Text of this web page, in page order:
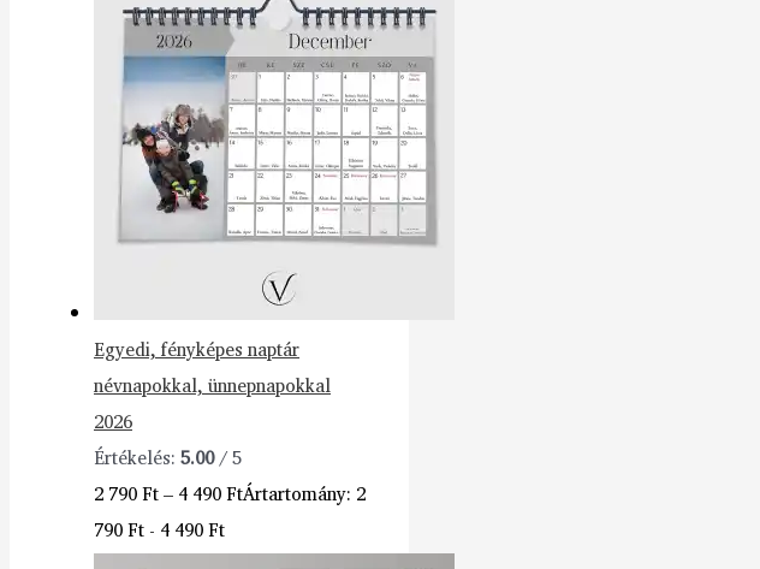
Egyedi, fényképes naptár
névnapokkal, ünnepnapokkal
2026
Értékelés: 5.00/ 5
2 790Ft– 4 490FtÁrtartomány: 2
790 Ft - 4 490 Ft